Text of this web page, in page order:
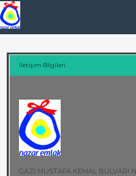
İletişim Bilgileri
GAZİ MUSTAFA KEMAL BULVARI